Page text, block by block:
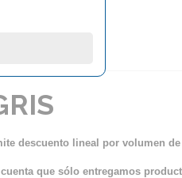
descuento lineal por volumen
que sólo entregamos